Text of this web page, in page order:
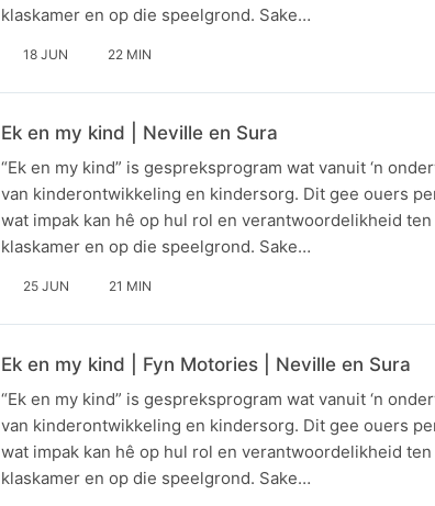
klaskamer en op die speelgrond. Sake…
18 JUN 22 MIN
Ek en my kind | Neville en Sura
“Ek en my kind” is gespreksprogram wat vanuit ‘n
van kinderontwikkeling en kindersorg. Dit gee ouers
wat impak kan hê op hul rol en verantwoordelikheid
klaskamer en op die speelgrond. Sake…
25 JUN 21 MIN
Ek en my kind | Fyn Motories | Neville en Sura
“Ek en my kind” is gespreksprogram wat vanuit ‘n
van kinderontwikkeling en kindersorg. Dit gee ouers
wat impak kan hê op hul rol en verantwoordelikheid
klaskamer en op die speelgrond. Sake…